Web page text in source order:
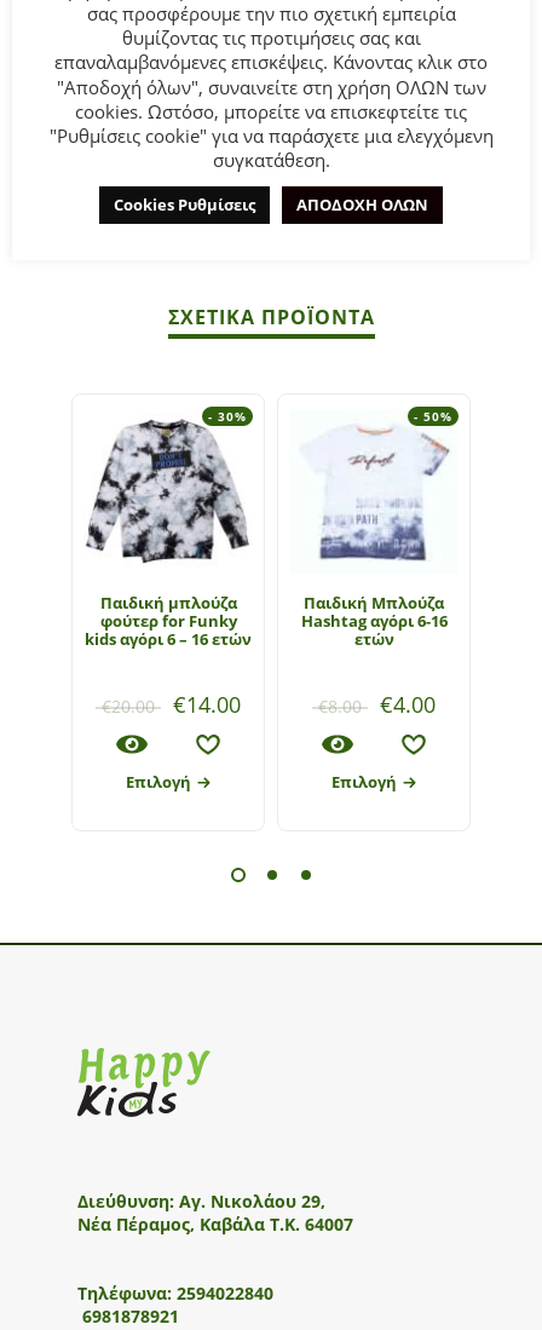
Παιδική μπλούζα φούτερ for Funky Kidsγια αγόρι από 1
έως 6 ετώνσε μαύρο χρώμα με κόκκινο τύπωμα.
Σύνθεση:70% COTTON-30% POLYESTER.
ΣΥΜΒΟΥΛΕΣ
Πλένεται στο πλυντήριο στους 30°C.
ΣΧΕΤΙΚΆ ΠΡΟΪΌΝΤΑ
- 30%
Παιδική μπλούζα
φούτερ for Funky
kids αγόρι 6 – 16 ετών
€20.00 €14.00
Επιλογή
- 50%
Παιδική Μπλούζα
Hashtag αγόρι 6-16
ετών
€8.00 €4.00
Επιλογή
Διεύθυνση: Αγ. Νικολάου 29,
Νέα Πέραμος, Καβάλα Τ.Κ. 64007
Τηλέφωνα: 2594022840
6981878921
σας προσφέρουμε την πιο σχετική εμπειρία
θυμίζοντας τις προτιμήσεις σας και
επαναλαμβανόμενες επισκέψεις. Κάνοντας κλικ στο
"Αποδοχή όλων", συναινείτε στη χρήση ΟΛΩΝ των
cookies. Ωστόσο, μπορείτε να επισκεφτείτε τις
"Ρυθμίσεις cookie" για να παράσχετε μια ελεγχόμενη
συγκατάθεση.
Cookies Ρυθμίσεις ΑΠΟΔΟΧΗ ΟΛΩΝ